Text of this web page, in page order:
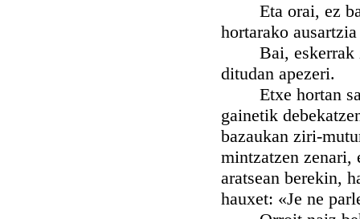
Eta orai, ez
hortarako
Bai, eskerrak
ditudan apezeri.
Etxe hortan
gainetik
bazaukan ziri-
mintzatzen zenari,
aratsean berekin,
hauxet: «Je ne